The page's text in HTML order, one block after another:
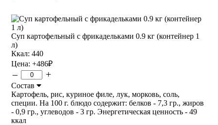
Суп картофельный с фрикадельками 0.9 кг (контейнер 1
л)
Ккал: 440
Цена: +486₽
– +
Состав
Картофель, рис, куриное филе, лук, морковь, соль,
специи. На 100 г. блюдо содержит: белков - 7,3 гр., жиров
- 0,9 гр., углеводов - 3 гр. Энергетическая ценность - 49
ккал